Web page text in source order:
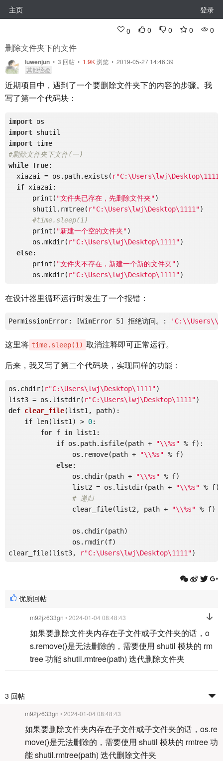
主页 登录
0 0 0 0 0
删除文件夹下的文件
luwenjun • 3 回帖 • 1.9K浏览 • 2019-05-27 14:46:39
其他经验
近期项目中，遇到了一个要删除文件夹下的内容的步骤。我
写了第一个代码块：
import
import
import
time
#删除文件夹下文件(一)
while True:
  xiazai = os.path.exists(
r"C:\Users\lwj\Desktop\1111"
if xiazai:
      print(
"文件夹已存在，先删除文件夹")
      shutil.rmtree(
r"C:\Users\lwj\Desktop\1111")
#time.sleep(1)
      print(
"新建一个空的文件夹")
      os.mkdir(
r"C:\Users\lwj\Desktop\1111")
else:
      print(
"文件夹不存在，新建一个新的文件夹")
      os.mkdir(
r"C:\Users\lwj\Desktop\1111"
在设计器里循环运行时发生了一个报错：
PermissionError: [WinError 5] 拒绝访问。:
这里将 time.sleep(1) 取消注释即可正常运行。
后来，我又写了第二个代码块，实现同样的功能：
os.chdir( r"C:\Users\lwj\Desktop\1111")
list3 = os.listdir( r"C:\Users\lwj\Desktop\1111"
def clear_file(list1, path) :
if len(list1) > 0:
for f in list1:
if os.path.isfile(path + "\\%s" % f):
                os.remove(path +
"\\%s" % f)
else:
                os.chdir(path +
"\\%s" % f)
                list2 = os.listdir(path +
"\\%s" % f)
# 递归
                clear_file(list2, path +
"\\%s" % f)
                os.chdir(path)
                os.rmdir(f)
clear_file(list3,
r"C:\Users\lwj\Desktop\1111"
优质回帖
m92jz633gn • 2024-01-04 08:48:43
如果要删除文件夹内存在子文件或子文件夹的话，o
s.remove()是无法删除的，需要使用 shutil 模块的 rm
tree 功能 shutil.rmtree(path) 迭代删除文件夹
3 回帖
m92jz633gn • 2024-01-04 08:48:43
如果要删除文件夹内存在子文件或子文件夹的话，os.re
move()是无法删除的，需要使用 shutil 模块的 rmtree 功
能 shutil.rmtree(path) 迭代删除文件夹